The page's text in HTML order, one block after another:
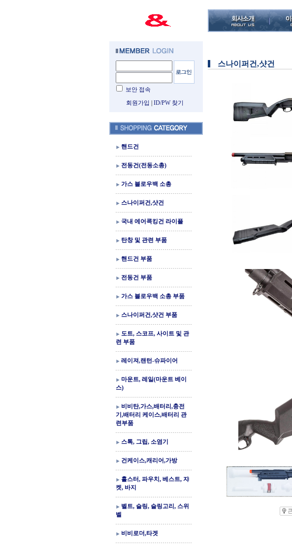
보안 접속
회원가입
ID/PW 찾기
핸드건
전동건(전동소총)
가스 블로우백 소총
스나이퍼건,샷건
국내 에어콕킹건 라이플
탄창 및 관련 부품
핸드건 부품
전동건 부품
가스 블로우백 소총 부품
스나이퍼건,샷건 부품
도트, 스코프, 사이트 및 관
련 부품
레이져,랜턴-슈파이어
마운트, 레일(마운트 베이
스)
비비탄,가스,배터리,충전
기,배터리 케이스,배터리 관
련부품
스톡, 그립, 소염기
건케이스,캐리어,가방
홀스터, 파우치, 베스트, 쟈
켓, 바지
벨트, 슬링, 슬링고리, 스위
벨
비비로더,타겟
스나이퍼건,샷건